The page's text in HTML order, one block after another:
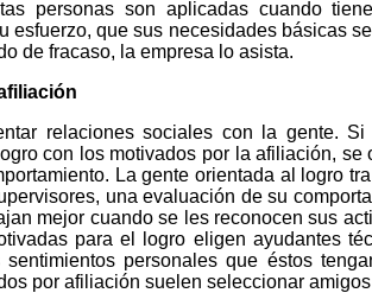
personas son aplicadas cuando
esfuerzo, que sus necesidades básicas
de fracaso, la empresa lo asista.
relaciones sociales con la gente.
con los motivados por la afiliación, se
La gente orientada al logro
una evaluación de su
mejor cuando se les reconocen sus
para el logro eligen ayudantes
sentimientos personales que éstos
por afiliación suelen seleccionar